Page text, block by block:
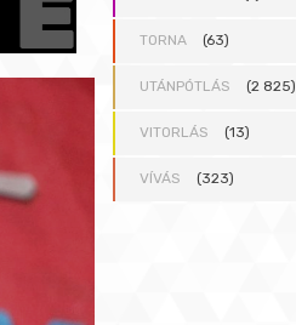
TORNA (63)
UTÁNPÓTLÁS (2 825)
VITORLÁS (13)
VÍVÁS (323)